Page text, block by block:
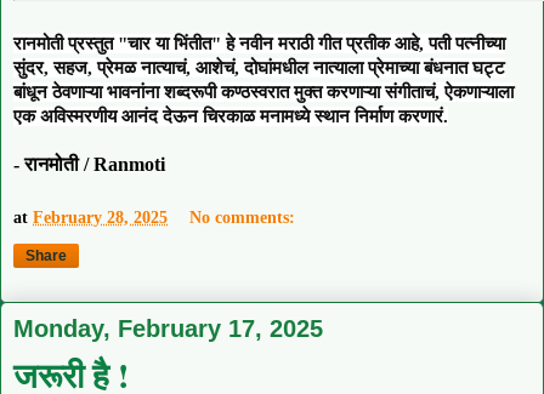
रानमोती प्रस्तुत "चार या भिंतीत" हे नवीन मराठी गीत प्रतीक आहे, पती पत्नीच्या
सुंदर, सहज, प्रेमळ नात्याचं, आशेचं, दोघांमधील नात्याला प्रेमाच्या बंधनात घट्ट
बांधून ठेवणाऱ्या भावनांना शब्दरूपी कण्ठस्वरात मुक्त करणाऱ्या संगीताचं, ऐकणाऱ्याला
एक अविस्मरणीय आनंद देऊन चिरकाळ मनामध्ये स्थान निर्माण करणारं.
- रानमोती / Ranmoti
at February 28, 2025 No comments:
Share
Monday, February 17, 2025
जरूरी है !